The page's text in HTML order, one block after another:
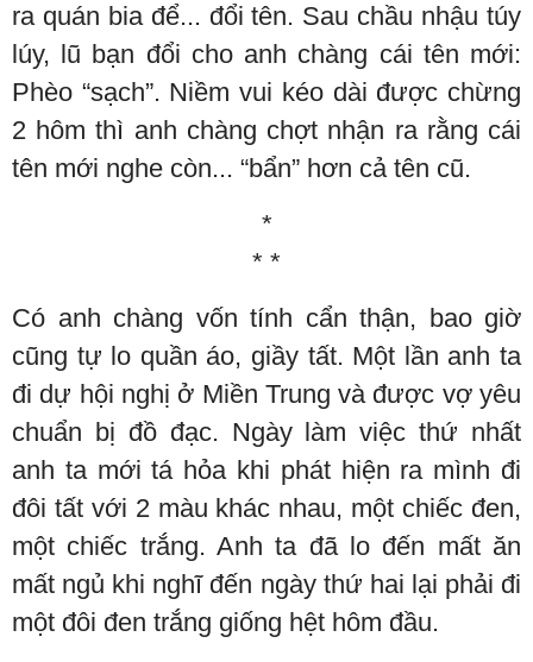
ra quán bia để... đổi tên. Sau chầu nhậu túy
lúy, lũ bạn đổi cho anh chàng cái tên mới:
Phèo “sạch”. Niềm vui kéo dài được chừng
2 hôm thì anh chàng chợt nhận ra rằng cái
tên mới nghe còn... “bẩn” hơn cả tên cũ.
*
* *
Có anh chàng vốn tính cẩn thận, bao giờ
cũng tự lo quần áo, giầy tất. Một lần anh ta
đi dự hội nghị ở Miền Trung và được vợ yêu
chuẩn bị đồ đạc. Ngày làm việc thứ nhất
anh ta mới tá hỏa khi phát hiện ra mình đi
đôi tất với 2 màu khác nhau, một chiếc đen,
một chiếc trắng. Anh ta đã lo đến mất ăn
mất ngủ khi nghĩ đến ngày thứ hai lại phải đi
một đôi đen trắng giống hệt hôm đầu.